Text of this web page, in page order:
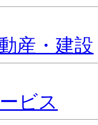
産・建設
ビス